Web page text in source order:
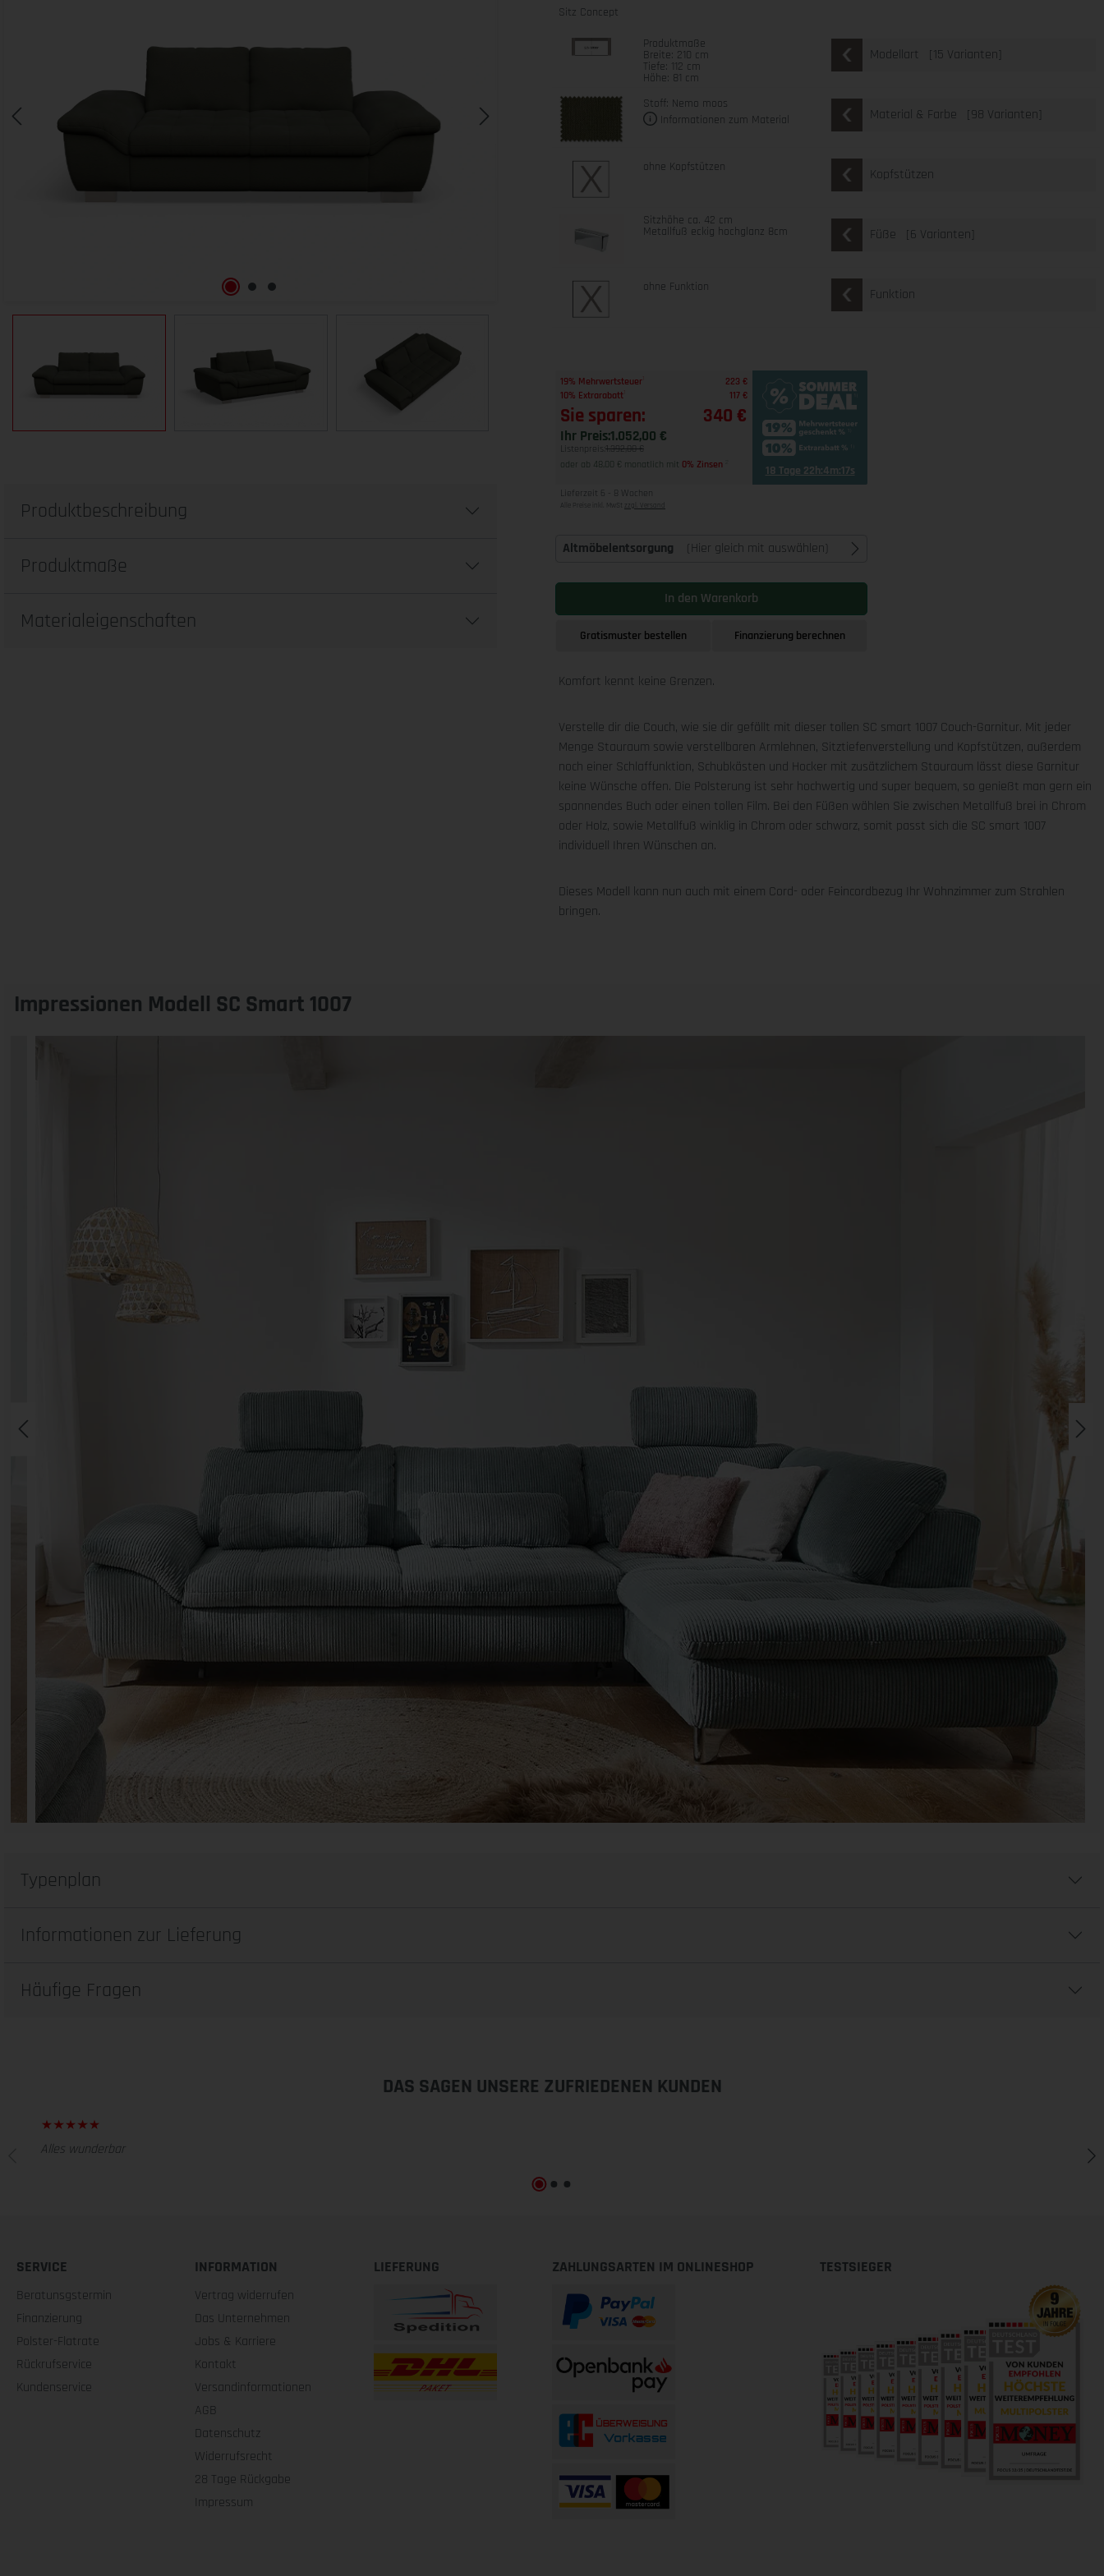
Sitz Concept
Produktmaße
Breite: 210 cm
Tiefe: 112 cm
Höhe: 81 cm
Modellart [15 Varianten]
Stoff: Nemo moos
Informationen zum Material
Material & Farbe [98 Varianten]
ohne Kopfstützen Kopfstützen
Sitzhöhe ca. 42 cm
Metallfuß eckig hochglanz 8cm Füße [6 Varianten]
ohne Funktion Funktion
19% Mehrwertsteuer
223 €
10% Extrarabatt
117 €
Sie sparen: 340 €
Ihr Preis:1.052,00 €
Listenpreis: 1.392,00 €
oder ab 48,00 € monatlich mit 0% Zinsen 18 Tage 22h:4m:15s
Lieferzeit 6 - 8 Wochen
Alle Preise inkl. MwSt zzgl. Versand
Altmöbelentsorgung (Hier gleich mit auswählen)
In den Warenkorb
Gratismuster bestellen Finanzierung berechnen
Komfort kennt keine Grenzen.
Verstelle dir die Couch, wie sie dir gefällt mit dieser tollen SC smart 1007 Couch-Garnitur. Mit jeder
Menge Stauraum sowie verstellbaren Armlehnen, Sitztiefenverstellung und Kopfstützen, außerdem
noch einer Schlaffunktion, Schubkästen und Hocker mit zusätzlichem Stauraum lässt diese Garnitur
keine Wünsche offen. Die Polsterung ist sehr hochwertig und super bequem, so genießt man gern ein
spannendes Buch oder einen tollen Film. Bei den Füßen wählen Sie zwischen Metallfuß brei in Chrom
oder Holz, sowie Metallfuß winklig in Chrom oder schwarz, somit passt sich die SC smart 1007
individuell Ihren Wünschen an.
Dieses Modell kann nun auch mit einem Cord- oder Feincordbezug Ihr Wohnzimmer zum Strahlen
bringen.
Produktbeschreibung
Produktmaße
Materialeigenschaften
Impressionen Modell SC Smart 1007
Typenplan
Informationen zur Lieferung
Häufige Fragen
DAS SAGEN UNSERE ZUFRIEDENEN KUNDEN
Alles wunderbar
SERVICE
Beratunsgstermin
Finanzierung
Polster-Flatrate
Rückrufservice
Kundenservice
INFORMATION
Vertrag widerrufen
Das Unternehmen
Jobs & Karriere
Kontakt
Versandinformationen
AGB
Datenschutz
Widerrufsrecht
28 Tage Rückgabe
Impressum
LIEFERUNG ZAHLUNGSARTEN IM ONLINESHOP TESTSIEGER